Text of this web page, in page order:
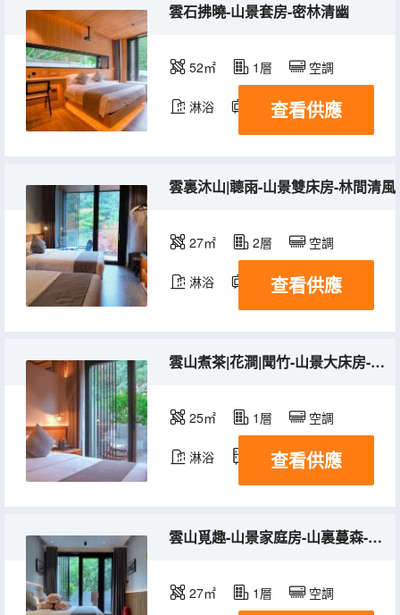
雲石拂曉-山景套房-密林清幽
52㎡ 1層 空調
淋浴 電視機 冰箱
查看供應
雲裏沐山|聼雨-山景雙床房-林間清風
27㎡ 2層 空調
淋浴 電視機 冰箱
查看供應
雲山煮茶|花澗|聞竹-山景大床房-山裏品茗-添眠按摩床墊
25㎡ 1層 空調
淋浴 冰箱查看供應
雲山覓趣-山景家庭房-山裏蔓森-寵物友好
27㎡ 1層 空調